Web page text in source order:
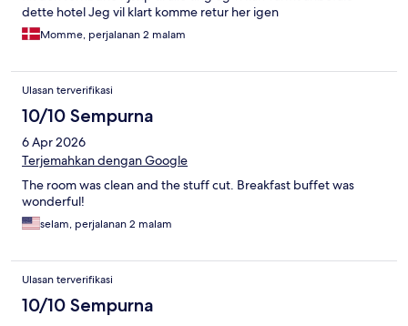
dette hotel Jeg vil klart komme retur her igen
Momme, perjalanan 2 malam
Ulasan terverifikasi
10/10 Sempurna
6 Apr 2026
Terjemahkan dengan Google
The room was clean and the stuff cut. Breakfast buffet was
wonderful!
selam, perjalanan 2 malam
Ulasan terverifikasi
10/10 Sempurna